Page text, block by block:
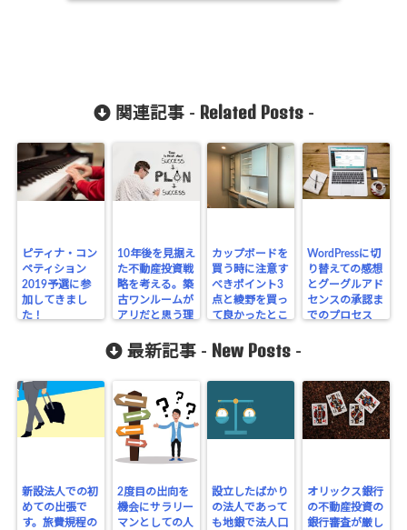
関連記事 - Related Posts-
ピティナ・コン
ペティション
2019予選に参
加してきまし
た！
10年後を見据え
た不動産投資戦
略を考える。築
古ワンルームが
アリだと思う理
カップボードを
買う時に注意す
べきポイント3
点と綾野を買っ
て良かったとこ
す
WordPressに切
り替えての感想
とグーグルアド
センスの承認ま
でのプロセス
最新記事 - New Posts -
新設法人での初
めての出張で
す。旅費規程の
2度目の出向を
機会にサラリー
マンとしての人
設立したばかり
の法人であって
も地銀で法人口
オリックス銀行
の不動産投資の
銀行審査が厳し